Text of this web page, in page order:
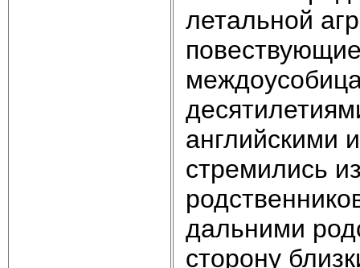
летальной
английскими
стремились
дальними
сторону